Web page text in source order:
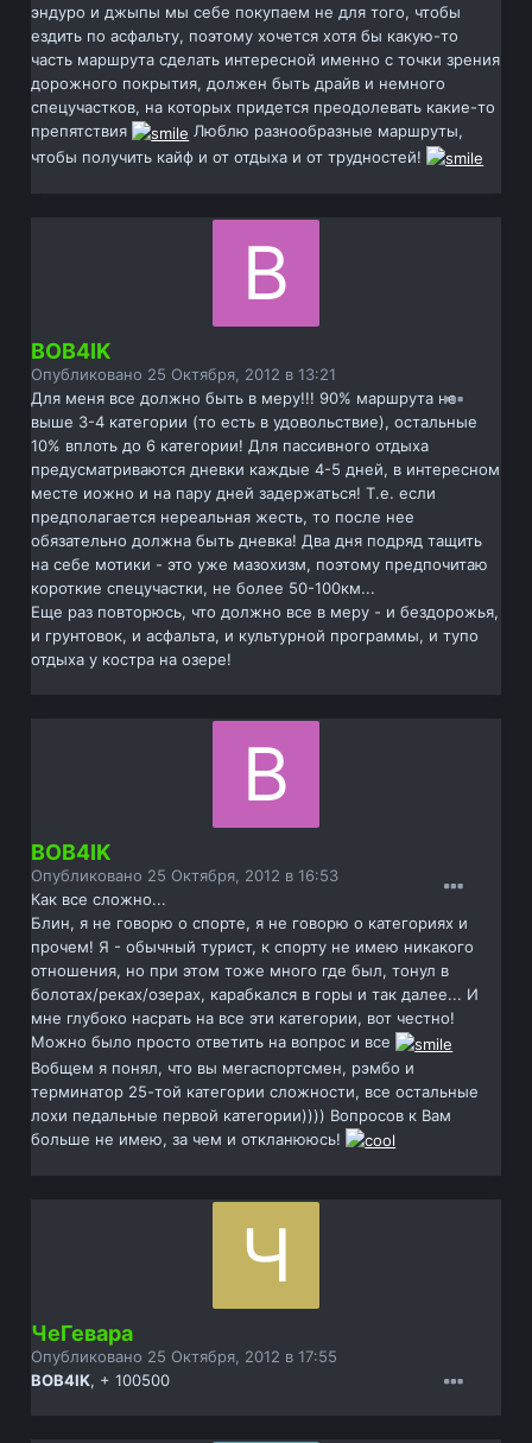
эндуро и джыпы мы себе покупаем не для того, чтобы
ездить по асфальту, поэтому хочется хотя бы какую-то
часть маршрута сделать интересной именно с точки зрения
дорожного покрытия, должен быть драйв и немного
спецучастков, на которых придется преодолевать какие-то
препятствия
Люблю разнообразные маршруты,
чтобы получить кайф и от отдыха и от трудностей!
BOB4IK
Опубликовано 25 Октября, 2012 в 13:21
Для меня все должно быть в меру!!! 90% маршрута не
выше 3-4 категории (то есть в удовольствие), остальные
10% вплоть до 6 категории! Для пассивного отдыха
предусматриваются дневки каждые 4-5 дней, в интересном
месте иожно и на пару дней задержаться! Т.е. если
предполагается нереальная жесть, то после нее
обязательно должна быть дневка! Два дня подряд тащить
на себе мотики - это уже мазохизм, поэтому предпочитаю
короткие спецучастки, не более 50-100км...
Еще раз повторюсь, что должно все в меру - и бездорожья,
и грунтовок, и асфальта, и культурной программы, и тупо
отдыха у костра на озере!
BOB4IK
Опубликовано 25 Октября, 2012 в 16:53
Как все сложно...
Блин, я не говорю о спорте, я не говорю о категориях и
прочем! Я - обычный турист, к спорту не имею никакого
отношения, но при этом тоже много где был, тонул в
болотах/реках/озерах, карабкался в горы и так далее... И
мне глубоко насрать на все эти категории, вот честно!
Можно было просто ответить на вопрос и все
Вобщем я понял, что вы мегаспортсмен, рэмбо и
терминатор 25-той категории сложности, все остальные
лохи педальные первой категории)))) Вопросов к Вам
больше не имею, за чем и откланююсь!
ЧеГевара
Опубликовано 25 Октября, 2012 в 17:55
BOB4IK, + 100500